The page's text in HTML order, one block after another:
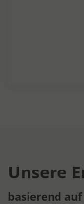
Unsere
basierend